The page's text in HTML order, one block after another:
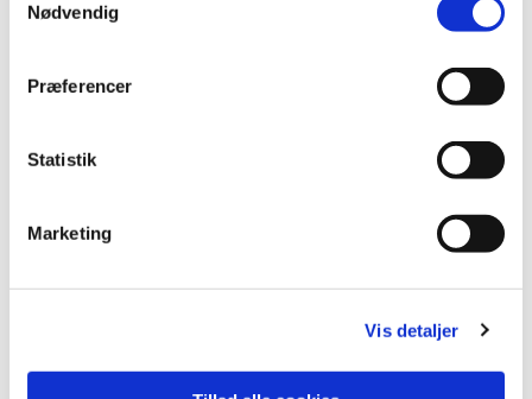
Nødvendig
Præferencer
Statistik
Marketing
Vis detaljer